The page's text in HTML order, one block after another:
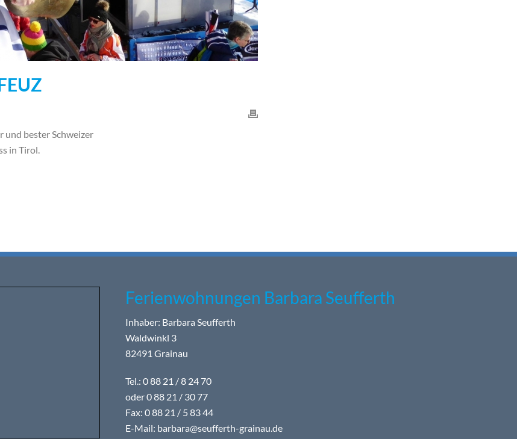
und bester Schweizer
in Tirol.
Ferienwohnungen Barbara Seufferth
Inhaber: Barbara Seufferth
Waldwinkl 3
82491 Grainau
Tel.: 0 88 21 / 8 24 70
oder 0 88 21 / 30 77
Fax: 0 88 21 / 5 83 44
E-Mail: barbara@seufferth-grainau.de